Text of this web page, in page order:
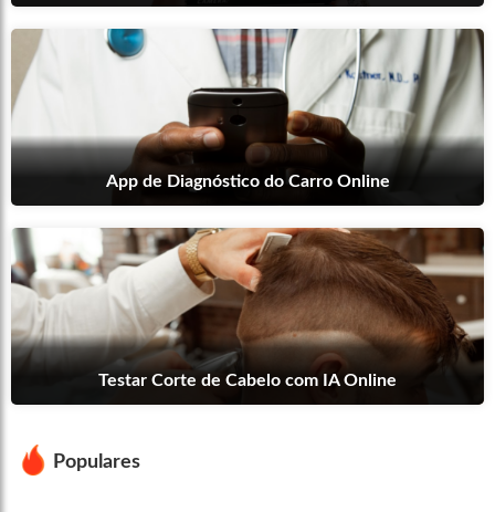
App de Diagnóstico do Carro Online
Testar Corte de Cabelo com IA Online
Populares